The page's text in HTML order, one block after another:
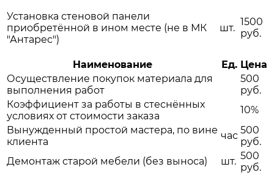
Установка стеновой панели
приобретённой в ином месте (не в МК
"Антарес")
шт.
1500
руб.
Наименование Ед. Цена
Осуществление покупок материала для
выполнения работ
500
руб.
Коэффициент за работы в стеснённых
условиях от стоимости заказа
10%
Вынужденный простой мастера, по вине
клиента
час 500
руб.
Демонтаж старой мебели (без выноса)
шт. 500
руб.